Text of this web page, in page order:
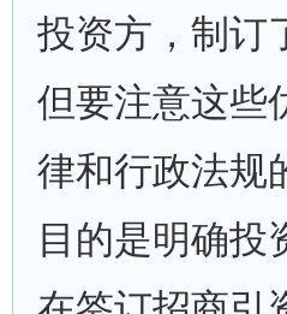
投资方，制订
但要注意这些
律和行政法规
目的是明确投